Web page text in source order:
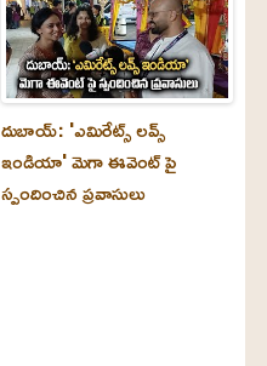
దుబాయ్‌: 'ఎమిరేట్స్ లవ్స్
ఇండియా' మెగా ఈవెంట్ పై
స్పందించిన ప్రవాసులు